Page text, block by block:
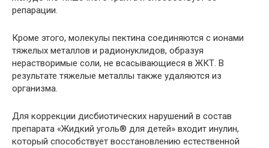
репарации.
Кроме этого, молекулы пектина соединяются с ионами
тяжелых металлов и радионуклидов, образуя
нерастворимые соли, не всасывающиеся в ЖКТ. В
результате тяжелые металлы также удаляются из
организма.
Для коррекции дисбиотических нарушений в состав
препарата «Жидкий уголь® для детей» входит инулин,
который способствует восстановлению естественной